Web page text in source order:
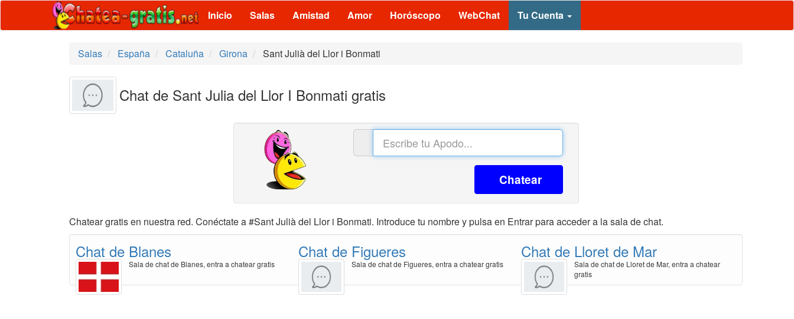
Inicio Salas Amistad Amor Horóscopo WebChat Tu Cuenta
Salas España Cataluña Girona Sant Julià del Llor i Bonmati
Chat de Sant Julia del Llor I Bonmati gratis
Chatear
Chatear gratis en nuestra red. Conéctate a #Sant Julià del Llor i Bonmati. Introduce tu nombre y pulsa en Entrar para acceder a la sala de chat.
Chat de Blanes
Sala de chat de Blanes, entra a chatear gratis
Chat de Figueres
Sala de chat de Figueres, entra a chatear gratis
Chat de Lloret de Mar
Sala de chat de Lloret de Mar, entra a chatear
gratis